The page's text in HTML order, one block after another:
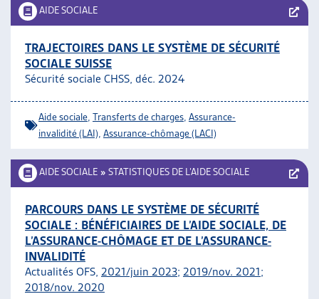
AIDE SOCIALE
TRAJECTOIRES DANS LE SYSTÈME DE SÉCURITÉ
SOCIALE SUISSE
Sécurité sociale CHSS, déc. 2024
Aide sociale Transferts de charges Assurance-
invalidité (LAI) Assurance-chômage (LACI)
AIDE SOCIALE » STATISTIQUES DE L’AIDE SOCIALE
PARCOURS DANS LE SYSTÈME DE SÉCURITÉ
SOCIALE : BÉNÉFICIAIRES DE L’AIDE SOCIALE, DE
L’ASSURANCE-CHÔMAGE ET DE L’ASSURANCE-
INVALIDITÉ
Actualités OFS, 2021/juin 2023; 2019/nov. 2021;
2018/nov. 2020